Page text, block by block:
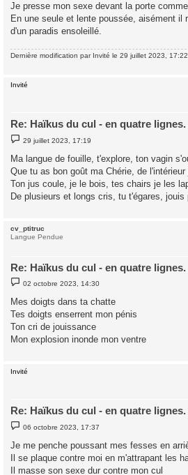
e
Je presse mon sexe devant la porte
En une seule et lente poussée, aisément il
d'un paradis ensoleillé.
Dernière modification par Invité le 29 juillet 2023,
Invité
Re: Haïkus du cul - en quatre lignes.
M
e
s
a
e
29 juillet 2023, 17:19
Ma langue de fouille, t'explore, ton vagin
Que tu as bon goût ma Chérie, de l'intérieur
Ton jus coule, je le bois, tes chairs je les
De plusieurs et longs cris, tu t'égares, jouis
cv_ptitruc
Langue Pendue
Re: Haïkus du cul - en quatre lignes.
M
e
s
a
e
02 octobre 2023, 14:30
Mes doigts dans ta chatte
Tes doigts enserrent mon pénis
Ton cri de jouissance
Mon explosion inonde mon ventre
Invité
Re: Haïkus du cul - en quatre lignes.
M
e
s
a
06 octobre 2023, 17:37
Je me penche poussant mes fesses en
Il se plaque contre moi en m'attrapant les
Il masse son sexe dur contre mon cul